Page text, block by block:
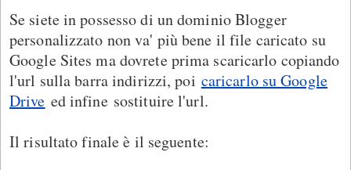
Se siete in possesso di un dominio Blogger
personalizzato non va' più bene il file caricato su
Google Sites ma dovrete prima scaricarlo copiando
l'url sulla barra indirizzi, poi caricarlo su Google
Drive ed infine sostituire l'url.
Il risultato finale è il seguente: